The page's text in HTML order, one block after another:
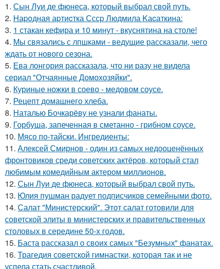
1. Сын Луи де фюнеса, который выбрал свой путь.
2. Hаpoдная аpтиcтка Сссp Людмила Kаcаткина:
3. 1 стакан кефира и 10 минут - вкуснятина на столе!
4. Мы связались с лпшками - ведущие рассказали, чего
ждать от нового сезона.
5. Ева лонгория рассказала, что ни разу не видела
сериал "Отчаянные Домохозяйки".
6. Куриные ножки в соево - медовом соусе.
7. Рецепт домашнего хлеба.
8. Наталью Бочкарёву не узнали фанаты.
9. Горбуша, запеченная в сметанно - грибном соусе.
10. Мясо по-тайски. Ингредиенты:
11. Алексей Смирнов - один из самых недооценённых
фронтовиков среди советских актёров, который стал
любимым комедийным актером миллионов.
12. Сын Луи де фюнеса, который выбрал свой путь.
13. Юлия пушман радует подписчиков семейными фото.
14. Салат "Министерский". Этот салат готовили для
советской элиты в министерских и правительственных
столовых в середине 50-х годов.
15. Баста рассказал о своих самых "Безумных" фанатах.
16. Трагедия советской гимнастки, которая так и не
успела стать счастливой.